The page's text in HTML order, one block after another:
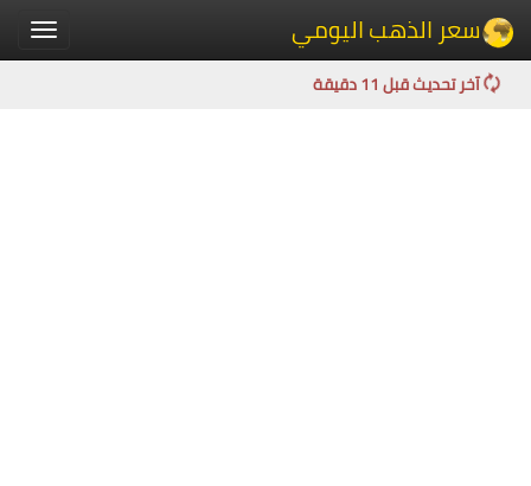
Toggle سعر الذهب اليومي
آخر تحديث قبل 11 دقيقة